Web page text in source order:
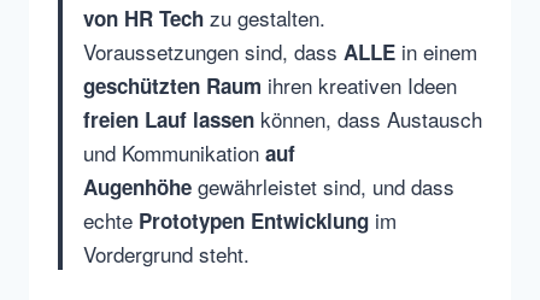
von HR Tech zu gestalten.
Voraussetzungen sind, dass ALLE in einem
geschützten Raum ihren kreativen Ideen
freien Lauf lassen können, dass Austausch
und Kommunikation auf
Augenhöhe gewährleistet sind, und dass
echte Prototypen Entwicklung im
Vordergrund steht.